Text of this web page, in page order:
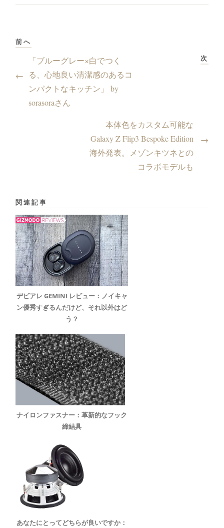
前へ
←
「ブルーグレー×白でつく
る、心地良い清潔感のあるコ
ンパクトなキッチン」 by
sorasoraさん
次
本体色をカスタム可能な
Galaxy Z Flip3 Bespoke Edition
海外発表。メゾンキツネとの
コラボモデルも
→
関連記事
デビアレ GEMINI レビュー：ノイキャ
ン優秀すぎるんだけど、それ以外はど
う？
ナイロンファスナー：革新的なフック
締結具
あなたにとってどちらが良いですか：